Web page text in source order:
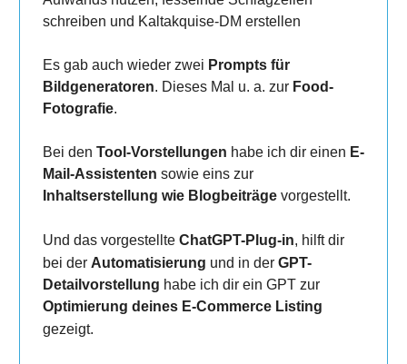
schreiben und Kaltakquise-DM erstellen
Es gab auch wieder zwei Prompts für
Bildgeneratoren. Dieses Mal u. a. zur Food-
Fotografie.
Bei den Tool-Vorstellungen habe ich dir einen E-
Mail-Assistenten sowie eins zur
Inhaltserstellung wie Blogbeiträge vorgestellt.
Und das vorgestellte ChatGPT-Plug-in, hilft dir
bei der Automatisierung und in der GPT-
Detailvorstellung habe ich dir ein GPT zur
Optimierung deines E-Commerce Listing
gezeigt.